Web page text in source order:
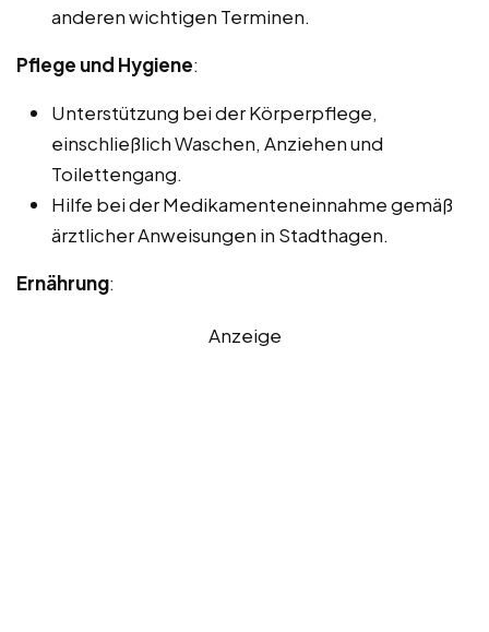
anderen wichtigen Terminen.
Pflege und Hygiene:
Unterstützung bei der Körperpflege,
einschließlich Waschen, Anziehen und
Toilettengang.
Hilfe bei der Medikamenteneinnahme gemäß
ärztlicher Anweisungen in Stadthagen.
Ernährung:
Anzeige